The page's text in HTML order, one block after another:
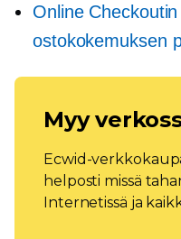
Online
ostokokemuksen
Myy
Ecwid-
helposti missä
Internetissä ja